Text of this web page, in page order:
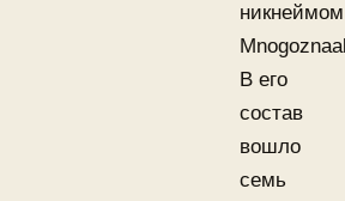
никнеймом
В его
состав
вошло
семь